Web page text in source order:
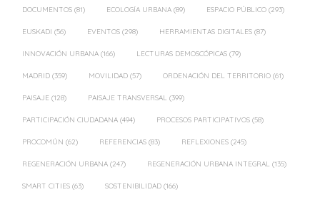
DOCUMENTOS (81) ECOLOGÍA URBANA (89) ESPACIO PÚBLICO (293)
EUSKADI (56) EVENTOS (298) HERRAMIENTAS DIGITALES (87)
INNOVACIÓN URBANA (166) LECTURAS DEMOSCÓPICAS (79)
MADRID (359) MOVILIDAD (57) ORDENACIÓN DEL TERRITORIO (61)
PAISAJE (128) PAISAJE TRANSVERSAL (399)
PARTICIPACIÓN CIUDADANA (494) PROCESOS PARTICIPATIVOS (58)
PROCOMÚN (62) REFERENCIAS (83) REFLEXIONES (245)
REGENERACIÓN URBANA (247) REGENERACIÓN URBANA INTEGRAL (135)
SMART CITIES (63) SOSTENIBILIDAD (166)